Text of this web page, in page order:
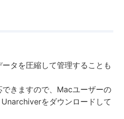
タを圧縮して管理することも
きますので、Macユーザーの
をダウンロードして